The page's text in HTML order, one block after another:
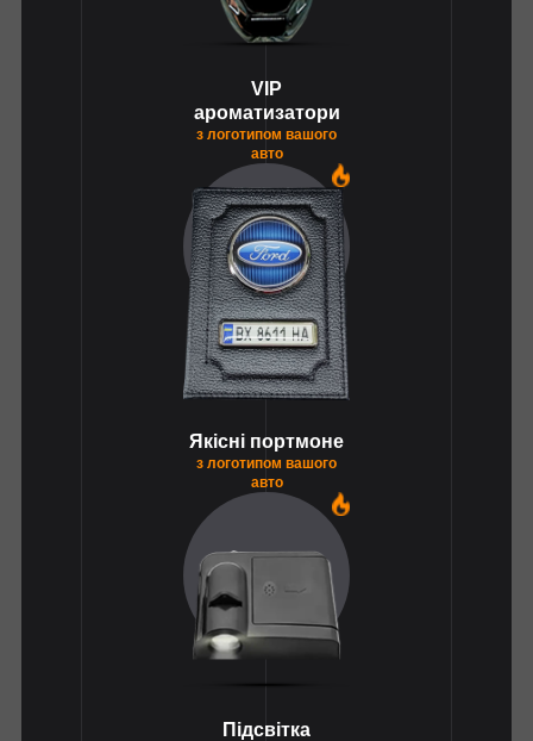
VIP
ароматизатори
з логотипом вашого
авто
Якісні портмоне
з логотипом вашого
авто
Підсвітка